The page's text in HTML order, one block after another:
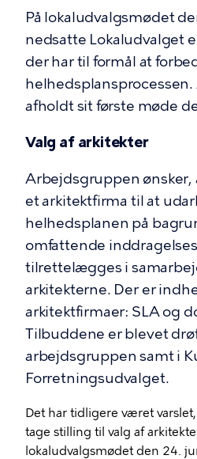
På lokaludvalgsmødet
nedsatte Lokaludvalget
der har til formål at
afholdt sit første møde
Valg af arkitekter
Arbejdsgruppen ønsker,
et arkitektfirma til at
helhedsplanen på
omfattende
tilrettelægges i
arkitekterne. Der er
arkitektfirmaer: SLA og
Tilbuddene er blevet
arbejdsgruppen samt i
Forretningsudvalget.
Det har tidligere været
tage stilling til valg af
lokaludvalgsmødet den 24.